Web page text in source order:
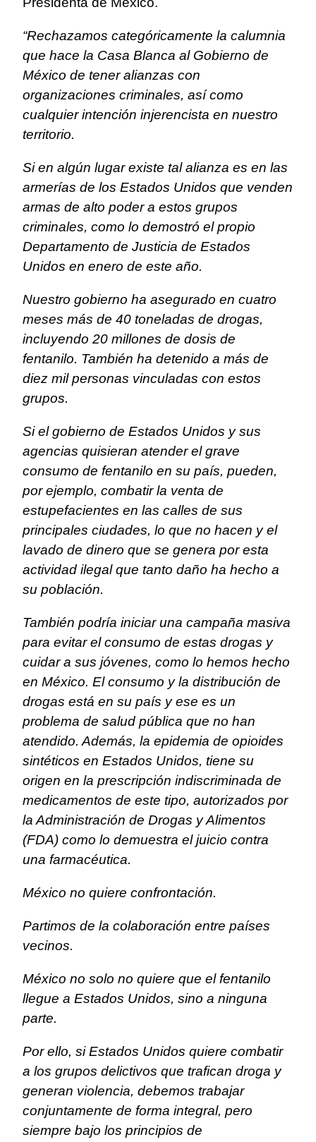
“Rechazamos categóricamente la calumnia
que hace la Casa Blanca al Gobierno de
México de tener alianzas con
organizaciones criminales, así como
cualquier intención injerencista en nuestro
territorio.
Si en algún lugar existe tal alianza es en las
armerías de los Estados Unidos que venden
armas de alto poder a estos grupos
criminales, como lo demostró el propio
Departamento de Justicia de Estados
Unidos en enero de este año.
Nuestro gobierno ha asegurado en cuatro
meses más de 40 toneladas de drogas,
incluyendo 20 millones de dosis de
fentanilo. También ha detenido a más de
diez mil personas vinculadas con estos
grupos.
Si el gobierno de Estados Unidos y sus
agencias quisieran atender el grave
consumo de fentanilo en su país, pueden,
por ejemplo, combatir la venta de
estupefacientes en las calles de sus
principales ciudades, lo que no hacen y el
lavado de dinero que se genera por esta
actividad ilegal que tanto daño ha hecho a
su población.
También podría iniciar una campaña masiva
para evitar el consumo de estas drogas y
cuidar a sus jóvenes, como lo hemos hecho
en México. El consumo y la distribución de
drogas está en su país y ese es un
problema de salud pública que no han
atendido. Además, la epidemia de opioides
sintéticos en Estados Unidos, tiene su
origen en la prescripción indiscriminada de
medicamentos de este tipo, autorizados por
la Administración de Drogas y Alimentos
(FDA) como lo demuestra el juicio contra
una farmacéutica.
México no quiere confrontación.
Partimos de la colaboración entre países
vecinos.
México no solo no quiere que el fentanilo
llegue a Estados Unidos, sino a ninguna
parte.
Por ello, si Estados Unidos quiere combatir
a los grupos delictivos que trafican droga y
generan violencia, debemos trabajar
conjuntamente de forma integral, pero
siempre bajo los principios de